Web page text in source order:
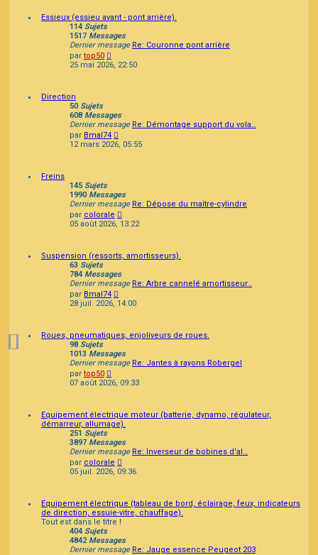
Essieux (essieu avant - pont arrière).
114 Sujets
1517 Messages
Dernier message Re: Couronne pont arrière
par top50
le
dernier
25 mai 2026, 22:50
Direction
50 Sujets
608 Messages
Dernier message Re: Démontage support du vola…
par Bmal74
le
dernier
12 mars 2026, 05:55
Freins
145 Sujets
1990Messages
Dernier message Re: Dépose du maître-cylindre
par colorale
le
05 août 2026, 13:22
Suspension (ressorts, amortisseurs).
63 Sujets
784 Messages
Dernier message Re: Arbre cannelé amortisseur…
par Bmal74
le
28 juil. 2026, 14:00
Roues, pneumatiques, enjoliveurs de roues.
98 Sujets
1013 Messages
Dernier message Re: Jantes à rayons Robergel
par top50
le
dernier
07 août 2026, 09:33
Equipement électrique moteur (batterie, dynamo, régulateur,
démarreur, allumage).
251 Sujets
3897 Messages
Dernier message Re: Inverseur de bobines d'al…
par colorale
le
05 juil. 2026, 09:36
Equipement électrique (tableau de bord, éclairage, feux, indicateurs
de direction, essuie-vitre, chauffage).
Tout est dans le titre !
404 Sujets
4842Messages
Dernier message Re: Jauge essence Peugeot 203